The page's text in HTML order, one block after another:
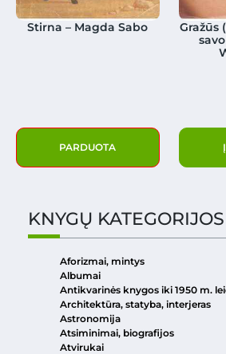
Stirna – Magda Sabo
PARDUOTA
Gražūs
KNYGŲ KATEGORIJOS
Aforizmai, mintys
Albumai
Antikvarinės knygos iki 1950 m.
Architektūra, statyba, interjeras
Astronomija
Atsiminimai, biografijos
Atvirukai